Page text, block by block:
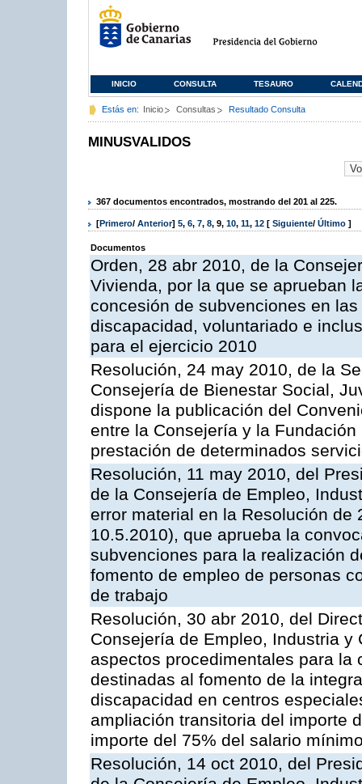
INICIO CONSULTA TESAURO
Estás en: Inicio Consultas Resultado Consulta
MINUSVALIDOS
367 documentos encontrados, mostrando del 201 al 225.
[Primero/ Anterior] 5, 6, 7, 8, 9, 10, 11, 12 [ Siguiente/ Último ]
Documentos
Orden, 28 abr 2010, de la
Vivienda, por la que se aprueban
concesión de subvenciones en
discapacidad, voluntariado e
para el ejercicio 2010
Resolución, 24 may 2010, de la
Consejería de Bienestar Social,
dispone la publicación del
entre la Consejería y la
prestación de determinados
Resolución, 11 may 2010, del
de la Consejería de Empleo,
error material en la Resolución de
10.5.2010), que aprueba la
subvenciones para la realización
fomento de empleo de personas
de trabajo
Resolución, 30 abr 2010, del
Consejería de Empleo, Industria
aspectos procedimentales para
destinadas al fomento de la
discapacidad en centros
ampliación transitoria del importe
importe del 75% del salario
Resolución, 14 oct 2010, del